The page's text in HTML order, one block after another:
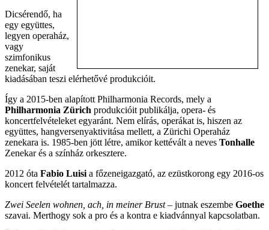
Dicsérendő, ha
egy együttes,
legyen operaház,
vagy
szimfonikus
zenekar, saját
kiadásában teszi elérhetővé produkcióit.
Így a 2015-ben alapított Philharmonia Records, mely a
Philharmonia Zürich produkcióit publikálja, opera- és
koncertfelvételeket egyaránt. Nem elírás, operákat is, hiszen az
együttes, hangversenyaktivitása mellett, a Zürichi Operaház
zenekara is. 1985-ben jött létre, amikor kettévált a neves Tonhalle
Zenekar és a színház orkesztere.
2012 óta Fabio Luisia főzeneigazgató, az ezüstkorong egy 2016-os
koncert felvételét tartalmazza.
Zwei Seelen wohnen, ach, in meiner Brust– jutnak eszembe Goethe
szavai. Merthogy sok a pro és a kontra e kiadvánnyal kapcsolatban.